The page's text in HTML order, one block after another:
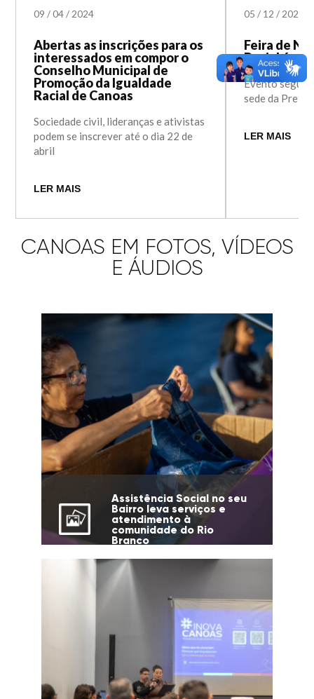
09/04/ 2024
Abertas as inscrições para os
interessados em compor o
Conselho Municipal de
Promoção da Igualdade
Racial de Canoas
Sociedade civil, lideranças e ativistas
podem se inscrever até o dia 22 de
abril
LER MAIS
05/ 12/ 2023
Feira de
Racial é
Evento segue
sede da
LER MAIS
CANOAS EM FOTOS, VÍDEOS
E ÁUDIOS
Assistência Social no seu
Bairro leva serviços e
atendimento à
comunidade do Rio
Branco